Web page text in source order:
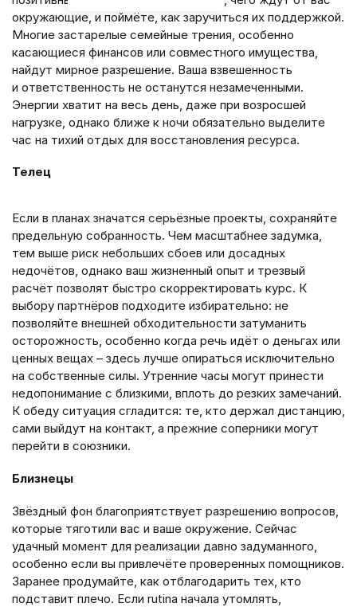
окружающие, и поймёте, как заручиться их поддержкой.
Многие застарелые семейные трения, особенно
касающиеся финансов или совместного имущества,
найдут мирное разрешение. Ваша взвешенность
и ответственность не останутся незамеченными.
Энергии хватит на весь день, даже при возросшей
нагрузке, однако ближе к ночи обязательно выделите
час на тихий отдых для восстановления ресурса.
Телец
Если в планах значатся серьёзные проекты, сохраняйте
предельную собранность. Чем масштабнее задумка,
тем выше риск небольших сбоев или досадных
недочётов, однако ваш жизненный опыт и трезвый
расчёт позволят быстро скорректировать курс. К
выбору партнёров подходите избирательно: не
позволяйте внешней обходительности затуманить
осторожность, особенно когда речь идёт о деньгах или
ценных вещах – здесь лучше опираться исключительно
на собственные силы. Утренние часы могут принести
недопонимание с близкими, вплоть до резких замечаний.
К обеду ситуация сгладится: те, кто держал дистанцию,
сами выйдут на контакт, а прежние соперники могут
перейти в союзники.
Близнецы
Звёздный фон благоприятствует разрешению вопросов,
которые тяготили вас и ваше окружение. Сейчас
удачный момент для реализации давно задуманного,
особенно если вы привлечёте проверенных помощников.
Заранее продумайте, как отблагодарить тех, кто
подставит плечо. Если rutina начала утомлять,